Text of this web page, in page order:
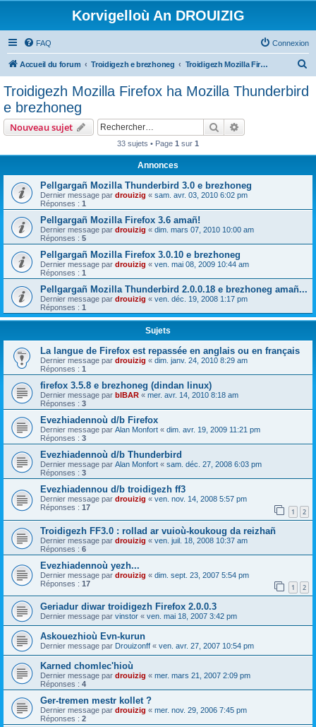
Korvigelloù An DROUIZIG
FAQ Connexion
Accueil du forum Troidigezh e brezhoneg Troidigezh Mozilla Firefox ha Mozilla Thunderbird e brezhoneg
Troidigezh Mozilla Firefox ha Mozilla Thunderbird
e brezhoneg
Nouveau sujet Rechercher
33 sujets • Page 1 sur 1
Annonces
Pellgargañ Mozilla Thunderbird 3.0 e brezhoneg
Dernier message par drouizig « sam. avr. 03, 2010 6:02 pm
Réponses : 1
Pellgargañ Mozilla Firefox 3.6 amañ!
Dernier message par drouizig « dim. mars 07, 2010 10:00 am
Réponses : 5
Pellgargañ Mozilla Firefox 3.0.10 e brezhoneg
Dernier message par drouizig « ven. mai 08, 2009 10:44 am
Réponses : 1
Pellgargañ Mozilla Thunderbird 2.0.0.18 e brezhoneg amañ...
Dernier message par drouizig « ven. déc. 19, 2008 1:17 pm
Réponses : 1
Sujets
La langue de Firefox est repassée en anglais ou en français
Dernier message par drouizig « dim. janv. 24, 2010 8:29 am
Réponses : 1
firefox 3.5.8 e brezhoneg (dindan linux)
Dernier message par bIBAR « mer. avr. 14, 2010 8:18 am
Réponses : 3
Evezhiadennoù d/b Firefox
Dernier message par Alan Monfort « dim. avr. 19, 2009 11:21 pm
Réponses : 3
Evezhiadennoù d/b Thunderbird
Dernier message par Alan Monfort « sam. déc. 27, 2008 6:03 pm
Réponses : 3
Evezhiadennou d/b troidigezh ff3
Dernier message par drouizig « ven. nov. 14, 2008 5:57 pm
Réponses : 17 1 2
Troidigezh FF3.0 : rollad ar vuioù-koukoug da reizhañ
Dernier message par drouizig « ven. juil. 18, 2008 10:37 am
Réponses : 6
Evezhiadennoù yezh...
Dernier message par drouizig « dim. sept. 23, 2007 5:54 pm
Réponses : 17 1 2
Geriadur diwar troidigezh Firefox 2.0.0.3
Dernier message par vinstor « ven. mai 18, 2007 3:42 pm
Askouezhioù Evn-kurun
Dernier message par Drouizonff « ven. avr. 27, 2007 10:54 pm
Karned chomlec'hioù
Dernier message par drouizig « mer. mars 21, 2007 2:09 pm
Réponses : 4
Ger-tremen mestr kollet ?
Dernier message par drouizig « mer. nov. 29, 2006 7:45 pm
Réponses : 2